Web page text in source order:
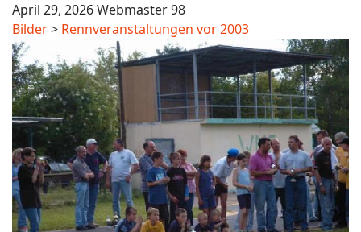
April 29, 2026Webmaster98
Bilder> Rennveranstaltungen vor 2003